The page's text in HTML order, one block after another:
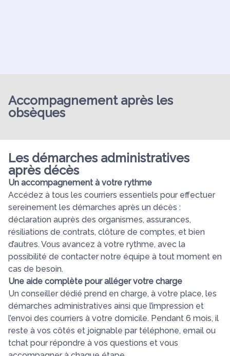
Accompagnement après les
obsèques
Les démarches administratives
après décès
Un accompagnement à votre rythme
Accédez à tous les courriers essentiels pour effectuer
sereinement les démarches après un décès :
déclaration auprès des organismes, assurances,
résiliations de contrats, clôture de comptes, et bien
d’autres. Vous avancez à votre rythme, avec la
possibilité de contacter notre équipe à tout moment en
cas de besoin.
Une aide complète pour alléger votre charge
Un conseiller dédié prend en charge, à votre place, les
démarches administratives ainsi que l’impression et
l’envoi des courriers à votre domicile. Pendant 6 mois, il
reste à vos côtés et joignable par téléphone, email ou
tchat pour répondre à vos questions et vous